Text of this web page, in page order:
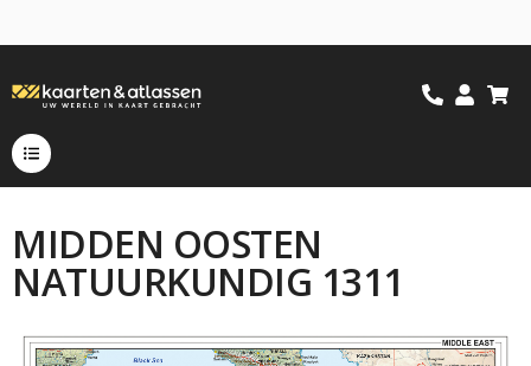
MIDDEN OOSTEN
NATUURKUNDIG 1311